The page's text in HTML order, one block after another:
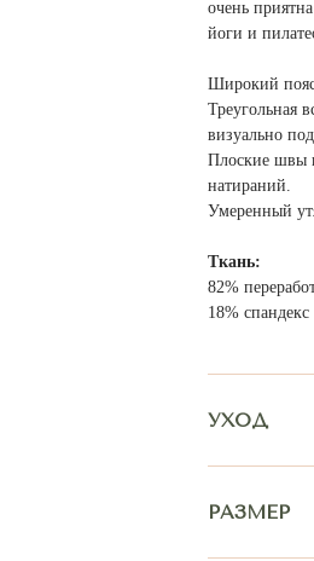
очень
йоги и
Широкий
Треугольная
визуально
Плоские швы
натираний.
Умеренный
Ткань:
82%
18% спандекс
УХОД
РАЗМЕР